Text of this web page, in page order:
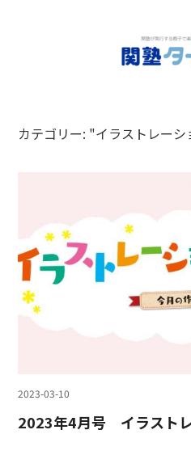
カテゴリー: "イラストレー
2023-03-10
2023年4月号 イラスト